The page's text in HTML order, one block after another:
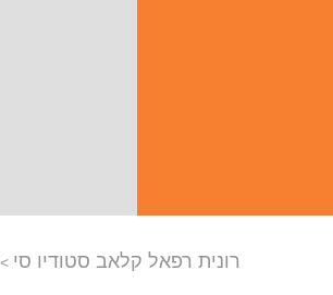
רונית רפאל קלאב סטודיו סי >